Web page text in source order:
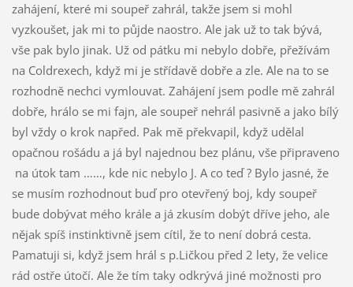
zahájení, které mi soupeř zahrál, takže jsem si mohl
vyzkoušet, jak mi to půjde naostro. Ale jak už to tak bývá,
vše pak bylo jinak. Už od pátku mi nebylo dobře, přežívám
na Coldrexech, když mi je střídavě dobře a zle. Ale na to se
rozhodně nechci vymlouvat. Zahájení jsem podle mě zahrál
dobře, hrálo se mi fajn, ale soupeř nehrál pasivně a jako bílý
byl vždy o krok napřed. Pak mě překvapil, když udělal
opačnou rošádu a já byl najednou bez plánu, vše připraveno
na útok tam ……, kde nic nebylo J. A co teď ? Bylo jasné, že
se musím rozhodnout buď pro otevřený boj, kdy soupeř
bude dobývat mého krále a já zkusím dobýt dříve jeho, ale
nějak spíš instinktivně jsem cítil, že to není dobrá cesta.
Pamatuji si, když jsem hrál s p.Ličkou před 2 lety, že velice
rád ostře útočí. Ale že tím taky odkrývá jiné možnosti pro